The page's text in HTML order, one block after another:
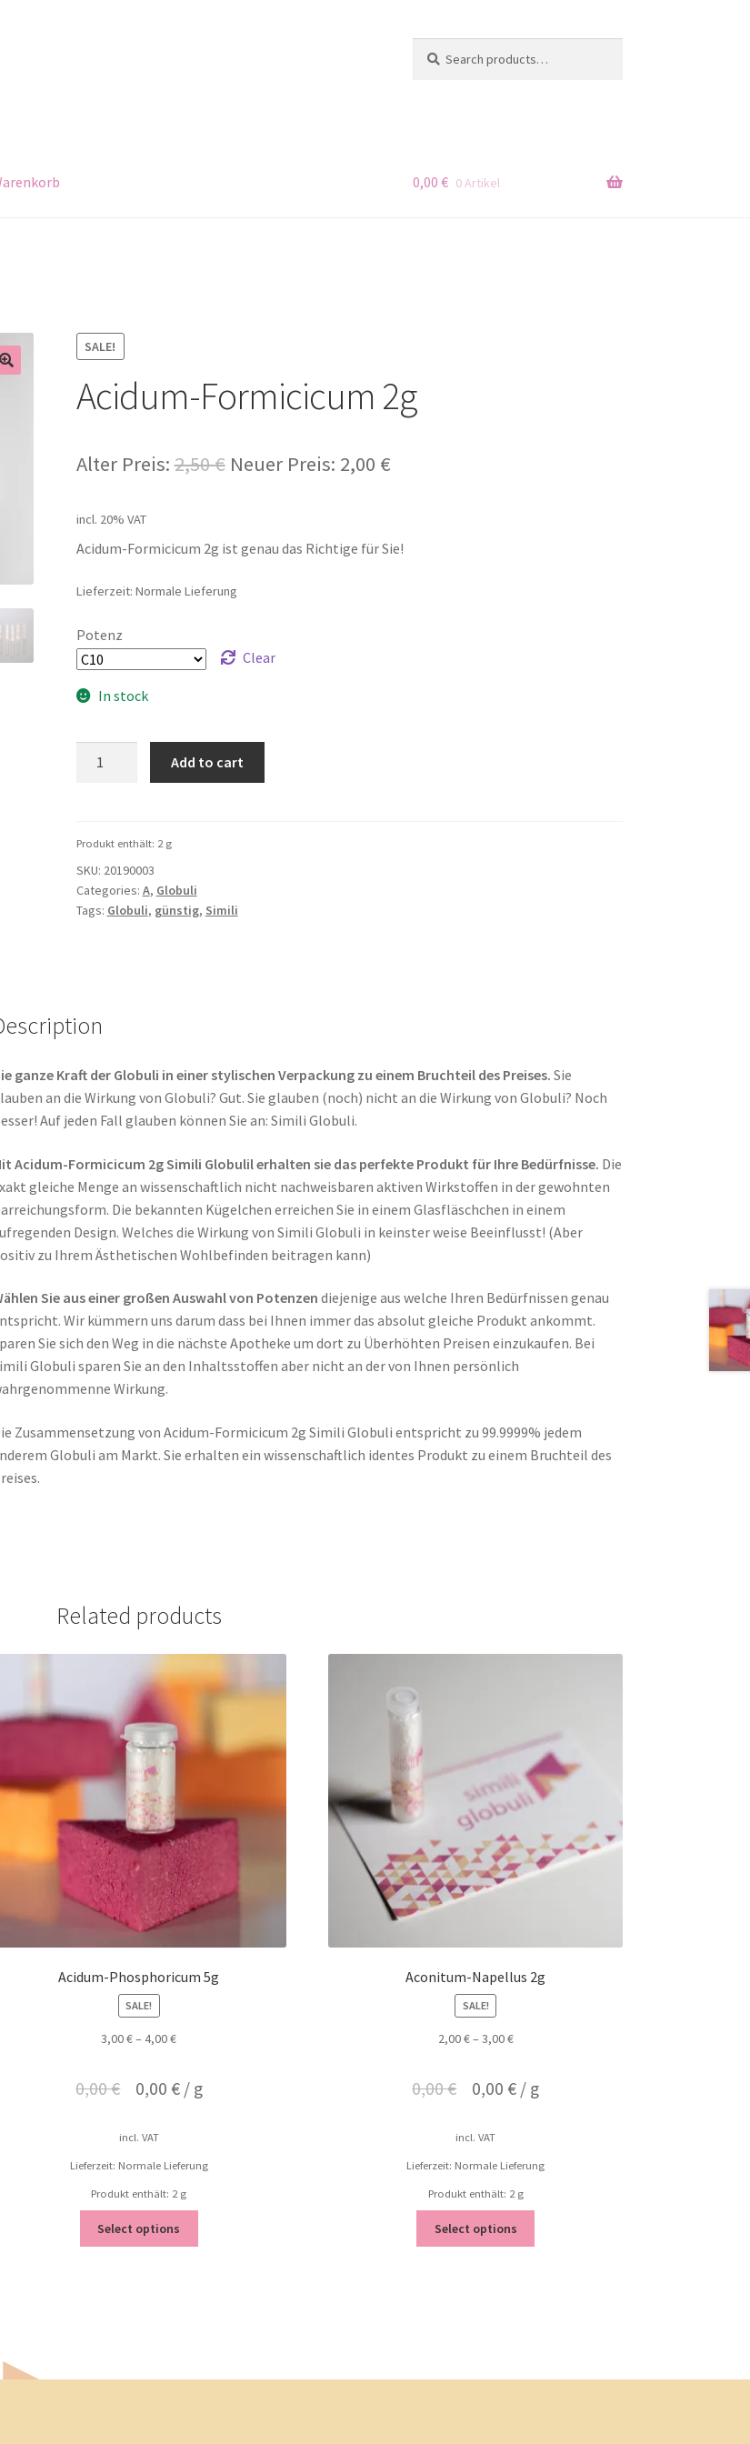
for:
0,00 € 0 Artikel
SALE!
Acidum-Formicicum 2g
Alter Preis: 2,50€ Neuer Preis: 2,00 €
incl. 20% VAT
Acidum-Formicicum 2g ist genau das Richtige für Sie!
Lieferzeit: Normale Lieferung
Potenz
Clear
In stock
Add to cart
Produkt enthält: 2 g
SKU: 20190003
Categories: A, Globuli
Tags: Globuli, günstig, Simili
ganze Kraft der Globuli in einer stylischen Verpackung zu einem Bruchteil des Preises. Sie
an die Wirkung von Globuli? Gut. Sie glauben (noch) nicht an die Wirkung von Globuli? Noch
Auf jeden Fall glauben können Sie an: Simili Globuli.
Acidum-Formicicum 2g Simili Globulil erhalten sie das perfekte Produkt für Ihre Bedürfnisse. Die
gleiche Menge an wissenschaftlich nicht nachweisbaren aktiven Wirkstoffen in der gewohnten
Die bekannten Kügelchen erreichen Sie in einem Glasfläschchen in einem
Design. Welches die Wirkung von Simili Globuli in keinster weise Beeinflusst! (Aber
zu Ihrem Ästhetischen Wohlbefinden beitragen kann)
Sie aus einer großen Auswahl von Potenzendiejenige aus welche Ihren Bedürfnissen genau
Wir kümmern uns darum dass bei Ihnen immer das absolut gleiche Produkt ankommt.
Sie sich den Weg in die nächste Apotheke um dort zu Überhöhten Preisen einzukaufen. Bei
Globuli sparen Sie an den Inhaltsstoffen aber nicht an der von Ihnen persönlich
Wirkung.
Zusammensetzung von Acidum-Formicicum 2g Simili Globuli entspricht zu 99.9999% jedem
Globuli am Markt. Sie erhalten ein wissenschaftlich identes Produkt zu einem Bruchteil des
Related products
Acidum-Phosphoricum 5g
SALE!
3,00€–4,00€
0,00€ 0,00 €/ g
incl. VAT
Lieferzeit: Normale Lieferung
Produkt enthält: 2 g
Select options
Aconitum-Napellus 2g
SALE!
2,00€– 3,00€
0,00€ 0,00 €/ g
incl. VAT
Lieferzeit: Normale Lieferung
Produkt enthält: 2 g
Select options